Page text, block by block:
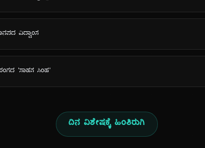
ವಿದ್ವಾಂಸ
'ಸಾಹಸ ಸಿಂಹ'
ದಿನ ವಿಶೇಷಕ್ಕೆ ಹಿಂತಿರುಗಿ